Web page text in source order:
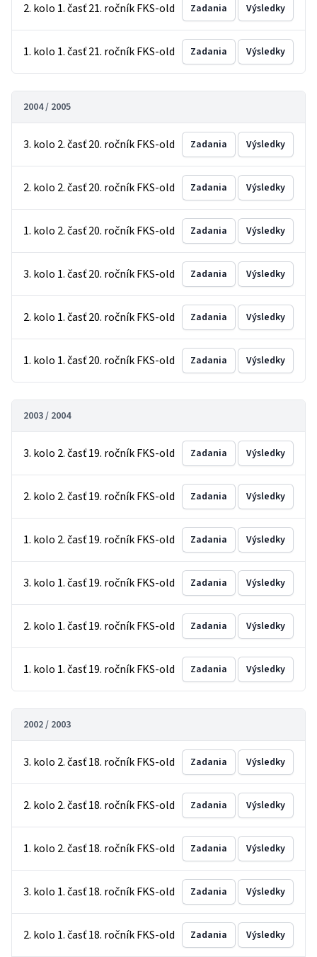
2. kolo 1. časť 21. ročník FKS-old Zadania Výsledky
1. kolo 1. časť 21. ročník FKS-old Zadania Výsledky
2004 / 2005
3. kolo 2. časť 20. ročník FKS-old Zadania Výsledky
2. kolo 2. časť 20. ročník FKS-old Zadania Výsledky
1. kolo 2. časť 20. ročník FKS-old Zadania Výsledky
3. kolo 1. časť 20. ročník FKS-old Zadania Výsledky
2. kolo 1. časť 20. ročník FKS-old Zadania Výsledky
1. kolo 1. časť 20. ročník FKS-old Zadania Výsledky
2003 / 2004
3. kolo 2. časť 19. ročník FKS-old Zadania Výsledky
2. kolo 2. časť 19. ročník FKS-old Zadania Výsledky
1. kolo 2. časť 19. ročník FKS-old Zadania Výsledky
3. kolo 1. časť 19. ročník FKS-old Zadania Výsledky
2. kolo 1. časť 19. ročník FKS-old Zadania Výsledky
1. kolo 1. časť 19. ročník FKS-old Zadania Výsledky
2002 / 2003
3. kolo 2. časť 18. ročník FKS-old Zadania Výsledky
2. kolo 2. časť 18. ročník FKS-old Zadania Výsledky
1. kolo 2. časť 18. ročník FKS-old Zadania Výsledky
3. kolo 1. časť 18. ročník FKS-old Zadania Výsledky
2. kolo 1. časť 18. ročník FKS-old Zadania Výsledky